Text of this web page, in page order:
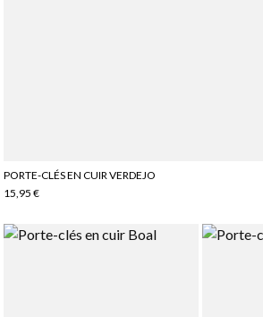
PORTE-CLÉS EN CUIR VERDEJO
15,95 €